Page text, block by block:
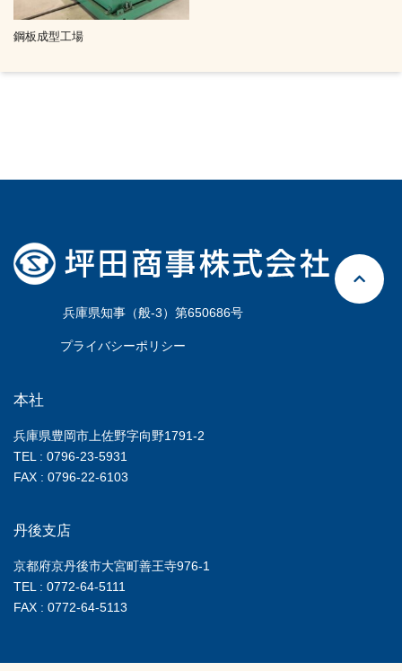
鋼板成型工場
兵庫県知事（般-3）第650686号
プライバシーポリシー
本社
兵庫県豊岡市上佐野字向野1791-2
TEL : 0796-23-5931
FAX : 0796-22-6103
丹後支店
京都府京丹後市大宮町善王寺976-1
TEL : 0772-64-5111
FAX : 0772-64-5113